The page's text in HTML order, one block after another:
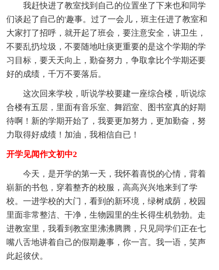
我赶快进了教室找到自己的位置坐了下来也和同学
们谈起了自己的'趣事。过了一会儿，班主任进了教室和
大家打了招呼，就开起了班会，要注意安全，讲卫生，
不要乱扔垃圾，不要随地吐痰更重要的是这个学期的学
习目标，要天天向上，勤奋努力，争取拿比个学期还要
好的成绩，千万不要落后。
这次回来学校，听说学校要建一座综合楼，听说综
合楼有五层，里面有音乐室、舞蹈室、图书室真的好期
待啊！新的学期开始了，我要更加努力，更加勤奋，努
力取得好成绩！加油，我相信自已！
开学见闻作文初中2
今天，是开学的第一天，我怀着喜悦的心情，背着
崭新的书包，穿着整齐的校服，高高兴兴地来到了学
校。一进学校的大门，看到的新环境，绿树成荫，校园
里面非常整洁、干净，生物园里的生长得生机勃勃。走
进教室里，我看到教室里沸沸腾腾，只见同学们正在七
嘴八舌地讲着自己的假期趣事，你一言。我一语，笑声
此起彼伏。